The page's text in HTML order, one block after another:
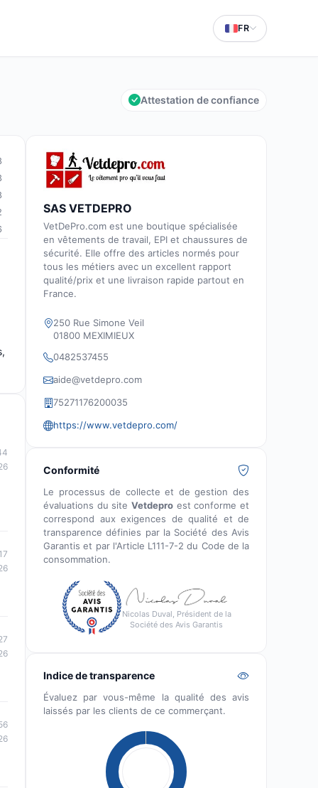
FR
Attestation de confiance
SAS VETDEPRO
VetDePro.com est une boutique spécialisée
en vêtements de travail, EPI et chaussures de
sécurité. Elle offre des articles normés pour
tous les métiers avec un excellent rapport
qualité/prix et une livraison rapide partout en
France.
250 Rue Simone Veil
01800 MEXIMIEUX
0482537455
aide@vetdepro.com
75271176200035
https://www.vetdepro.com/
Conformité
Le processus de collecte et de gestion des
évaluations du site Vetdepro est conforme et
correspond aux exigences de qualité et de
transparence définies par la Société des Avis
Garantis et par l'Article L111-7-2 du Code de la
consommation.
Nicolas Duval, Président de la
Société des Avis Garantis
Indice de transparence
Évaluez par vous-même la qualité des avis
laissés par les clients de ce commerçant.